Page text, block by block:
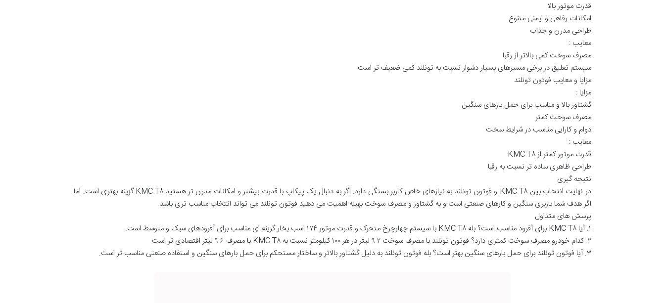
قدرت موتور بالا
امکانات رفاهی و ایمنی متنوع
طراحی مدرن و جذاب
معایب :
مصرف سوخت کمی بالاتر از رقبا
سیستم تعلیق در برخی مسیرهای بسیار دشوار نسبت به تونلند کمی ضعیف تر است
مزایا و معایب فوتون تونلند
مزایا :
گشتاور بالا و مناسب برای حمل بارهای سنگین
مصرف سوخت کمتر
دوام و کارایی مناسب در شرایط سخت
معایب :
قدرت موتور کمتر از KMC T۸
طراحی ظاهری ساده تر نسبت به رقبا
نتیجه گیری
در نهایت انتخاب بین KMC T۸ و فوتون تونلند به نیازهای خاص کاربر بستگی دارد. اگر به دنبال یک پیکاپ با قدرت بیشتر و امکانات مدرن تر هستید KMC T۸ گزینه بهتری است. اما
اگر هدف شما باربری سنگین و کارهای صنعتی است و به گشتاور و مصرف سوخت بهینه اهمیت می دهید فوتون تونلند می تواند انتخاب مناسب تری باشد.
پرسش های متداول
۱. آیا KMC T۸ برای آفرود مناسب است؟ بله KMC T۸ با سیستم چهارچرخ متحرک و قدرت موتور ۱۷۴ اسب بخار گزینه ای مناسب برای آفرودهای سبک و متوسط است.
۲. کدام خودرو مصرف سوخت کمتری دارد؟ فوتون تونلند با مصرف سوخت ۹.۲ لیتر در هر ۱۰۰ کیلومتر نسبت به KMC T۸ با مصرف ۹.۶ لیتر اقتصادی تر است.
۳. آیا فوتون تونلند برای حمل بارهای سنگین بهتر است؟ بله فوتون تونلند به دلیل گشتاور بالاتر و ساختار مستحکم برای حمل بارهای سنگین و استفاده صنعتی مناسب تر است.